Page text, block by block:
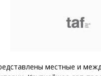
местные и